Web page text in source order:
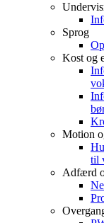
Sprog
Kost og
Motion
til
Adfærd